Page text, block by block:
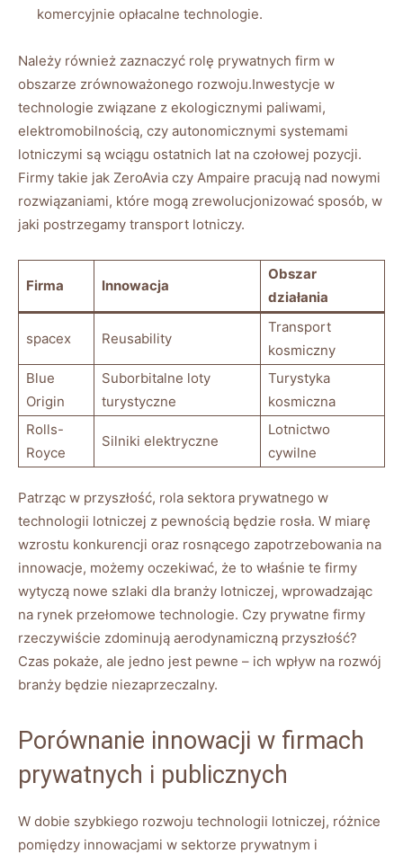
komercyjnie opłacalne technologie.
Należy również zaznaczyć rolę prywatnych firm w
obszarze zrównoważonego rozwoju.Inwestycje w
technologie związane z ekologicznymi paliwami,
elektromobilnością, czy autonomicznymi systemami
lotniczymi są wciągu ostatnich lat na czołowej pozycji.
Firmy takie jak ZeroAvia czy Ampaire pracują nad nowymi
rozwiązaniami, które mogą zrewolucjonizować sposób, w
jaki postrzegamy transport lotniczy.
Firma Innowacja
Obszar
działania
spacex Reusability
Transport
kosmiczny
Blue
Origin
Suborbitalne loty
turystyczne
Turystyka
kosmiczna
Rolls-
Royce
Silniki elektryczne
Lotnictwo
cywilne
Patrząc w przyszłość, rola sektora prywatnego w
technologii lotniczej z pewnością będzie rosła. W miarę
wzrostu konkurencji oraz rosnącego zapotrzebowania na
innowacje, możemy oczekiwać, że to właśnie te firmy
wytyczą nowe szlaki dla branży lotniczej, wprowadzając
na rynek przełomowe technologie. Czy prywatne firmy
rzeczywiście zdominują aerodynamiczną przyszłość?
Czas pokaże, ale jedno jest pewne – ich wpływ na rozwój
branży będzie niezaprzeczalny.
Porównanie innowacji w firmach
prywatnych i publicznych
W dobie szybkiego rozwoju technologii lotniczej, różnice
pomiędzy innowacjami w sektorze prywatnym i